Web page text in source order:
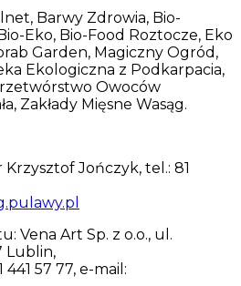
Barwy Zdrowia, Bio-
Eko, Bio-Food Roztocze, Eko
Garden, Magiczny Ogród,
Ekologiczna z Podkarpacia,
Owoców
Zakłady Mięsne Wasąg.
Jończyk, tel.: 81
Vena Art Sp. z o.o., ul.
Lublin,
57 77, e-mail: